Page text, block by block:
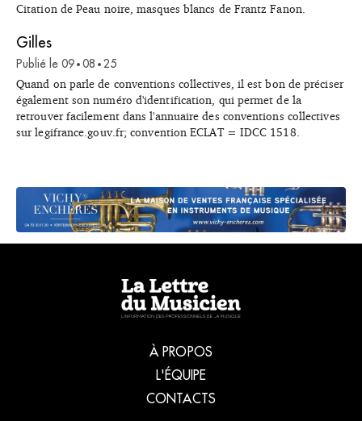
Citation de Peau noire, masques blancs de Frantz Fanon.
Gilles
Publié le 09 • 08 • 25
Quand on parle de conventions collectives, il est bon de préciser
également son numéro d'identification, qui permet de la
retrouver facilement dans l'annuaire des conventions collectives
sur legifrance.gouv.fr; convention ECLAT = IDCC 1518.
À PROPOS
L'ÉQUIPE
CONTACTS